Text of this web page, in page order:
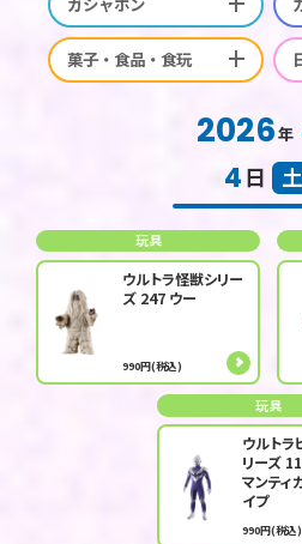
菓子・食品・食玩
2026年
4日 土
玩具
ウルトラ怪獣シリー
ズ 247 ウー
990円(税込)
玩具
ウルトラ
リーズ
マンティ
イプ
990円(税込)